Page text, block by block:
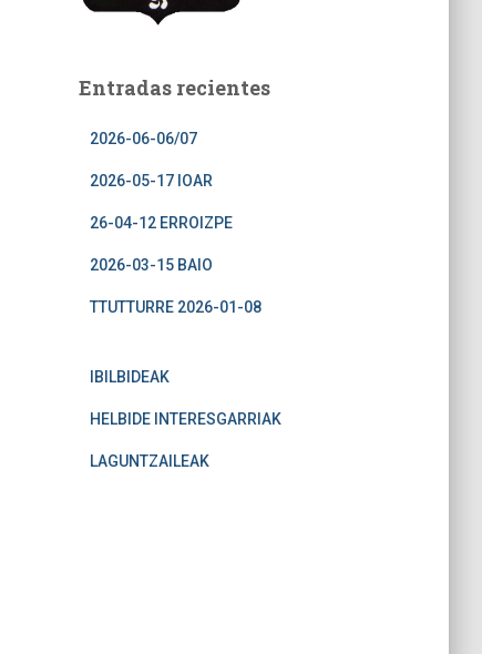
Entradas recientes
2026-06-06/07
2026-05-17 IOAR
26-04-12 ERROIZPE
2026-03-15 BAIO
TTUTTURRE 2026-01-08
IBILBIDEAK
HELBIDE INTERESGARRIAK
LAGUNTZAILEAK